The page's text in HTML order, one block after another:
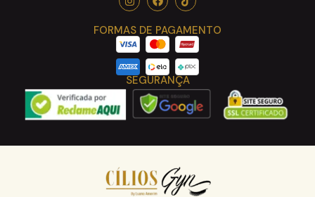
FORMAS DE PAGAMENTO
SEGURANÇA